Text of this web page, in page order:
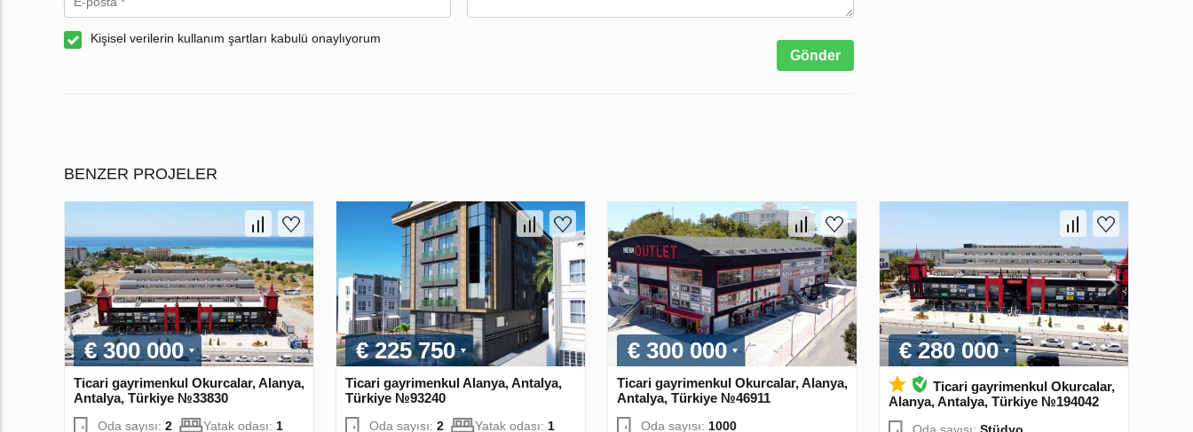
Kişisel verilerin kullanım şartları kabulü onaylıyorum
Gönder
BENZER PROJELER
€ 300 000
Ticari gayrimenkul Okurcalar, Alanya,
Antalya, Türkiye №33830
Oda sayısı: 2 Yatak odası: 1
€ 225 750
Ticari gayrimenkul Alanya, Antalya,
Türkiye №93240
Oda sayısı: 2 Yatak odası: 1
€ 300 000
Ticari gayrimenkul Okurcalar, Alanya,
Antalya, Türkiye №46911
Oda sayısı: 1000
€ 280 000
Ticari gayrimenkul Okurcalar,
Alanya, Antalya, Türkiye №194042